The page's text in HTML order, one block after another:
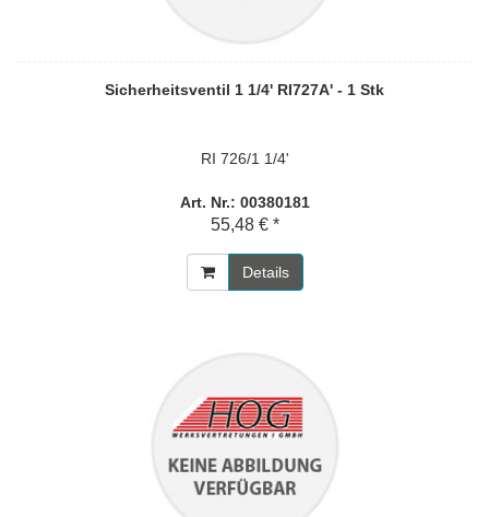
Sicherheitsventil 1 1/4' RI727A' - 1 Stk
RI 726/1 1/4'
Art. Nr.: 00380181
55,48 € *
Details